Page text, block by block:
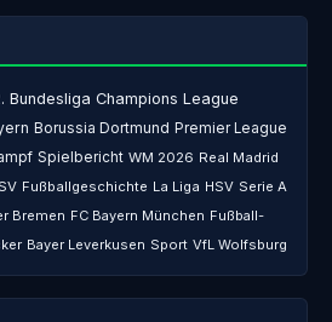
Bundesliga Champions League
Borussia Dortmund Premier League
Spielbericht WM 2026 Real Madrid
Fußballgeschichte La Liga HSV Serie A
Bremen FC Bayern München Fußball-
Bayer Leverkusen Sport VfL Wolfsburg